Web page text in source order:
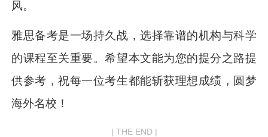
风。
雅思备考是一场持久战，选择靠谱的机构与科学
的课程至关重要。希望本文能为您的提分之路提
供参考，祝每一位考生都能斩获理想成绩，圆梦
海外名校！
| THE END |